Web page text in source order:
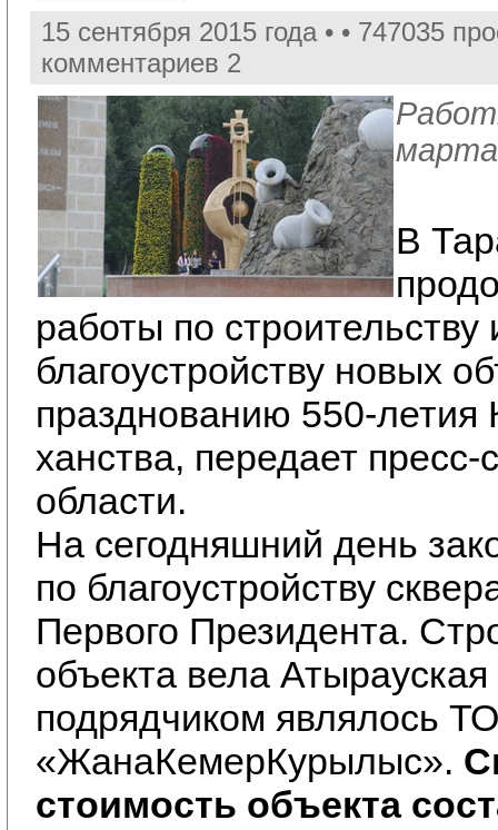
15 сентября 2015 года • • 747035
комментариев 2
В
работы по строительству
благоустройству новых
празднованию 550-летия
ханства, передает
области.
На сегодняшний день
по благоустройству
Первого Президента.
объекта вела Атырауская
подрядчиком являлось
«ЖанаКемерКурылыс».
стоимость объекта